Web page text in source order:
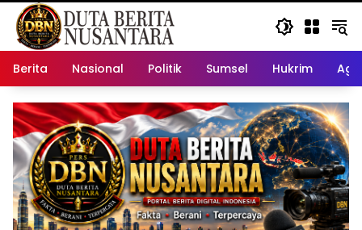
Berita Nasional Politik Sumsel Hukrim